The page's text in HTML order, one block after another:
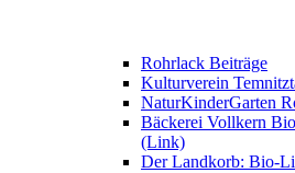
Rohrlack Beiträge
Kulturverein
NaturKinderGarten
Bäckerei Vollkern
(Link)
Der Landkorb: Bio-